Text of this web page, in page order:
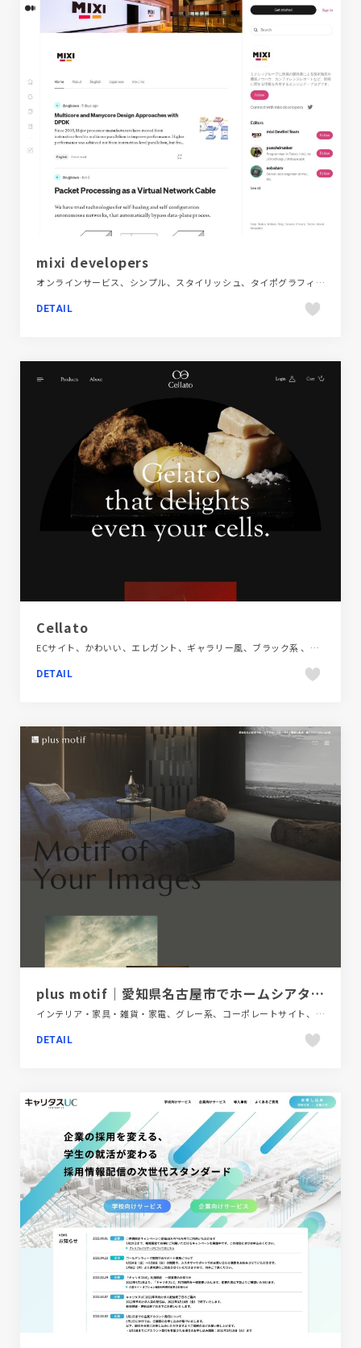
mixi developers
オンラインサービス、シンプル、スタイリッシュ、タイポグラフィー、テクノロジー・サイエンス、フラットデザイン、ブラック系 、ホワイト系、メディアサイト
DETAIL
Cellato
ECサイト、かわいい、エレガント、ギャラリー風、ブラック系 、ブランド・サービスサイト、飲料・食品、飲食店・グルメ・ウェディング
DETAIL
plus motif｜愛知県名古屋市でホームシアターを販売・施工
インテリア・家具・雑貨・家電、グレー系、コーポレートサイト、スクロールエフェクト、スタイリッシュ、タイポグラフィー、ブラック系 、ブランド・サービスサイト、大きめ写真
DETAIL